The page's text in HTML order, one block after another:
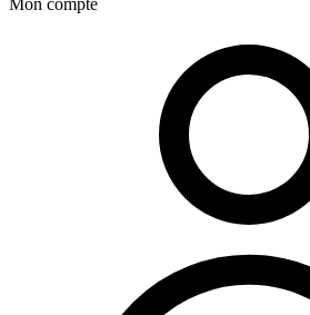
Mon compte